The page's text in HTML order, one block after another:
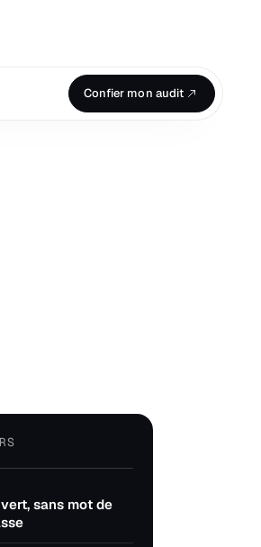
Confier mon audit
sans mot de